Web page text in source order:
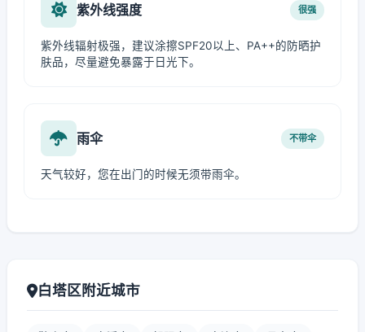
紫外线强度 很强
紫外线辐射极强，建议涂擦SPF20以上、PA++的防晒护
肤品，尽量避免暴露于日光下。
雨伞 不带伞
天气较好，您在出门的时候无须带雨伞。
白塔区附近城市